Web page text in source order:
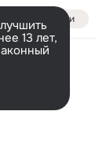
Войти
13 лет,